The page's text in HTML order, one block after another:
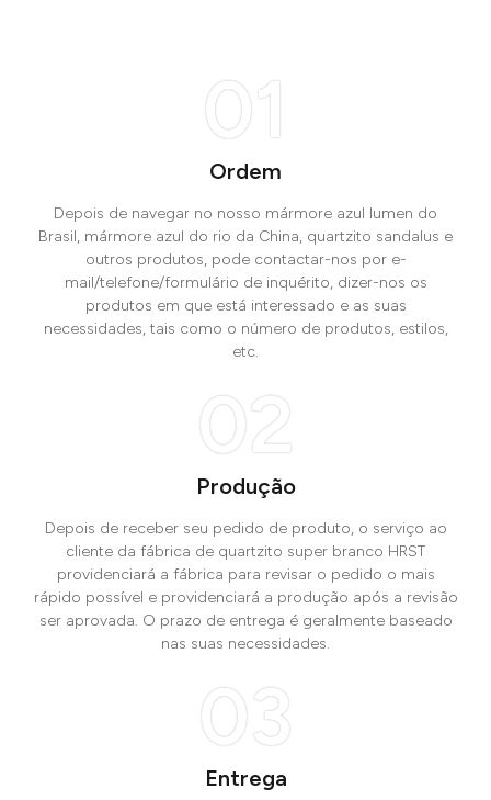
01
Ordem
Depois de navegar no nosso mármore azul lumen do
Brasil, mármore azul do rio da China, quartzito sandalus e
outros produtos, pode contactar-nos por e-
mail/telefone/formulário de inquérito, dizer-nos os
produtos em que está interessado e as suas
necessidades, tais como o número de produtos, estilos,
etc.
02
Produção
Depois de receber seu pedido de produto, o serviço ao
cliente da fábrica de quartzito super branco HRST
providenciará a fábrica para revisar o pedido o mais
rápido possível e providenciará a produção após a revisão
ser aprovada. O prazo de entrega é geralmente baseado
nas suas necessidades.
03
Entrega